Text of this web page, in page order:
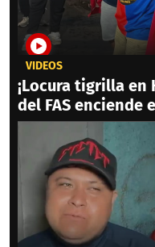
VIDEOS
¡Locura tigrilla en
del FAS enciende